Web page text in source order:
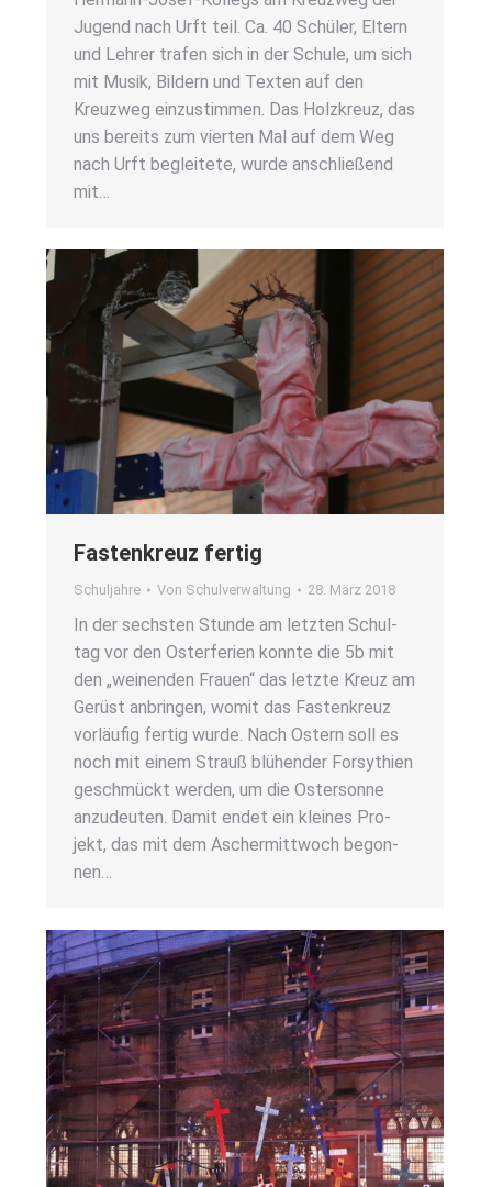
Jugend nach Urft teil. Ca. 40 Schü­ler, Eltern
und Leh­rer tra­fen sich in der Schu­le, um sich
mit Musik, Bil­dern und Tex­ten auf den
Kreuz­weg ein­zu­stim­men. Das Holz­kreuz, das
uns bereits zum vier­ten Mal auf dem Weg
nach Urft beglei­te­te, wur­de anschlie­ßend
mit…
Fas­ten­kreuz fer­tig
Schuljahre Von Schulverwaltung 28. März 2018
In der sechs­ten Stun­de am letz­ten Schul­
tag vor den Oster­fe­ri­en konn­te die 5b mit
den „wei­nen­den Frau­en“ das letz­te Kreuz am
Gerüst anbrin­gen, womit das Fas­ten­kreuz
vor­läu­fig fer­tig wur­de. Nach Ostern soll es
noch mit einem Strauß blü­hen­der For­sy­thi­en
geschmückt wer­den, um die Oster­son­ne
anzu­deu­ten. Damit endet ein klei­nes Pro­
jekt, das mit dem Ascher­mitt­woch begon­
nen…